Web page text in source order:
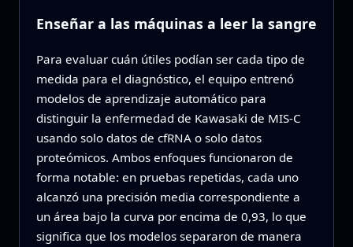
Enseñar a las máquinas a leer la sangre
Para evaluar cuán útiles podían ser cada tipo de
medida para el diagnóstico, el equipo entrenó
modelos de aprendizaje automático para
distinguir la enfermedad de Kawasaki de MIS‑C
usando solo datos de cfRNA o solo datos
proteómicos. Ambos enfoques funcionaron de
forma notable: en pruebas repetidas, cada uno
alcanzó una precisión media correspondiente a
un área bajo la curva por encima de 0,93, lo que
significa que los modelos separaron de manera